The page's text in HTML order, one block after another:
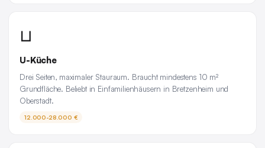
⊔
U-Küche
Drei Seiten, maximaler Stauraum. Braucht mindestens 10 m²
Grundfläche. Beliebt in Einfamilienhäusern in Bretzenheim und
Oberstadt.
12.000-28.000 €